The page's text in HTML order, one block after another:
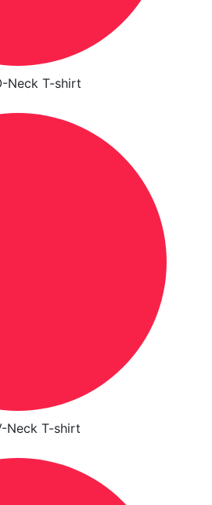
Neck T-shirt
Neck T-shirt